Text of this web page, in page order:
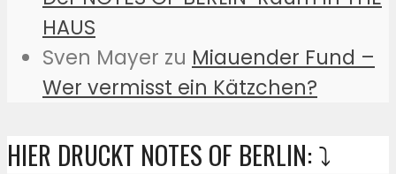
HAUS
Sven Mayer zu Miauender Fund –
Wer vermisst ein Kätzchen?
HIER DRUCKT NOTES OF BERLIN: ⤵️